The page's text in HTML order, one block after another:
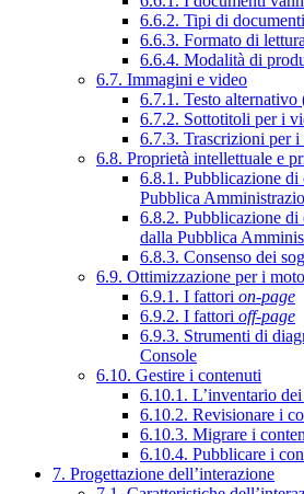
6.6.2. Tipi di documenti
6.6.3. Formato di
6.6.4. Modalità di
6.7. Immagini e video
6.7.1. Testo
6.7.2. Sottotitoli per i
6.7.3. Trascrizioni per i
6.8. Proprietà intellettuale e
6.8.1. Pubblicazione
Pubblica
6.8.2. Pubblicazione
dalla Pubblica
6.8.3. Consenso dei
6.9. Ottimizzazione per i
6.9.1. I fattori on-page
6.9.2. I fattori off-page
6.9.3. Strumenti di
Console
6.10. Gestire i contenuti
6.10.1. L’inventario
6.10.2. Revisionare i
6.10.3. Migrare i
6.10.4. Pubblicare i
7. Progettazione dell’interazione